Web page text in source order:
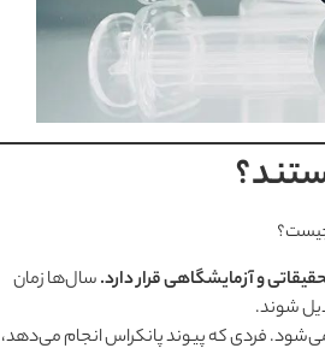
و آزمایشگاهی قرار دارد.سال‌ها زمان
شوند.
فردی که پیوند پانکراس انجام می‌دهد،